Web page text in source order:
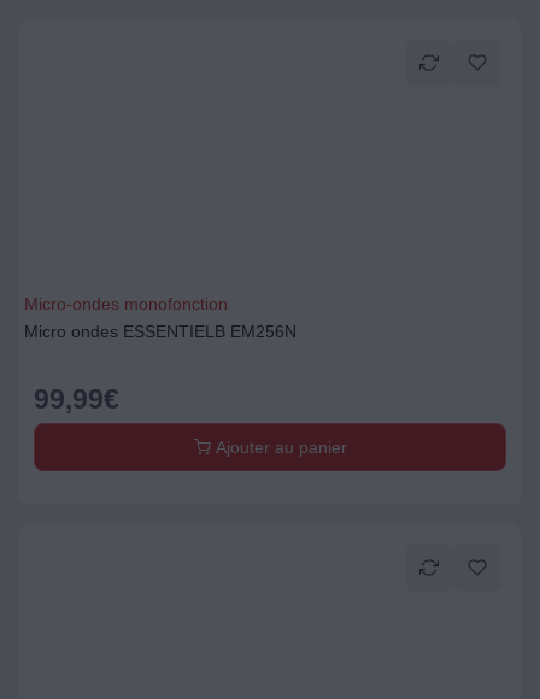
Micro-ondes monofonction
Micro ondes ESSENTIELB EM256N
99,99€
Ajouter au panier